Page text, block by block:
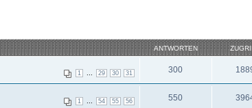
ANTWORTEN
1 29 30 31 300
1 54 55 56 550